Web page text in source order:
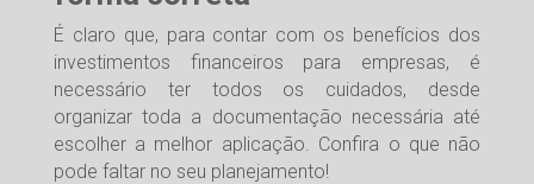
É claro que, para contar com os benefícios dos
investimentos financeiros para empresas, é
necessário ter todos os cuidados, desde
organizar toda a documentação necessária até
escolher a melhor aplicação. Confira o que não
pode faltar no seu planejamento!